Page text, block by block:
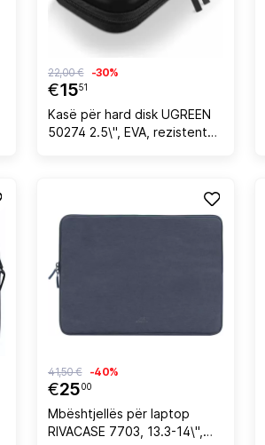
€1551
22,00 € -30%
Kasë për hard disk UGREEN
50274 2.5\", EVA, rezistente
€2500
41,50 € -40%
Mbështjellës për laptop
RIVACASE 7703, 13.3-14\",